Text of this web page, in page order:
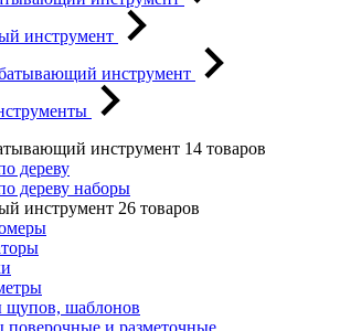
инструмент
инструмент
инструмент 14 товаров
дереву
дереву наборы
инструмент 26 товаров
щупов, шаблонов
и разметочные